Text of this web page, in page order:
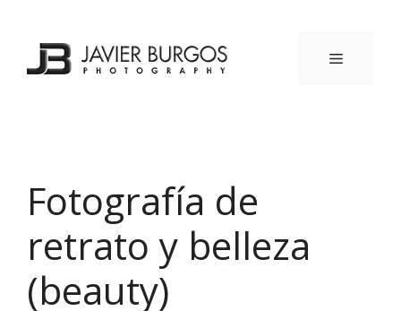
contenido
MENÚ
Fotografía de
retrato y belleza
(beauty)